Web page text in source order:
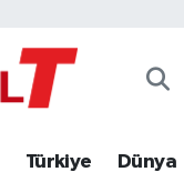
Türkiye Dünya